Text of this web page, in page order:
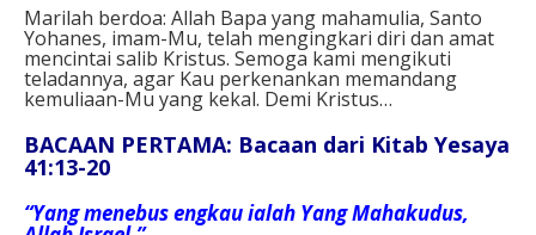
Marilah berdoa: Allah Bapa yang mahamulia, Santo
Yohanes, imam-Mu, telah mengingkari diri dan amat
mencintai salib Kristus. Semoga kami mengikuti
teladannya, agar Kau perkenankan memandang
kemuliaan-Mu yang kekal. Demi Kristus…
BACAAN PERTAMA: Bacaan dari Kitab Yesaya
41:13-20
“Yang menebus engkau ialah Yang Mahakudus,